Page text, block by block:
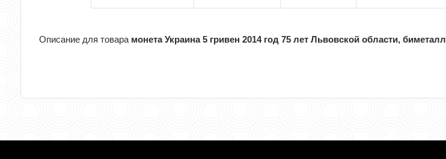
Описание для товара монета Украина 5 гривен 2014 год 75 лет Львовской области, биметалл